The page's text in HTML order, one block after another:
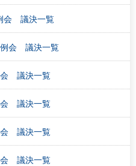
会 議決一覧
例会 議決一覧
会 議決一覧
会 議決一覧
会 議決一覧
会 議決一覧